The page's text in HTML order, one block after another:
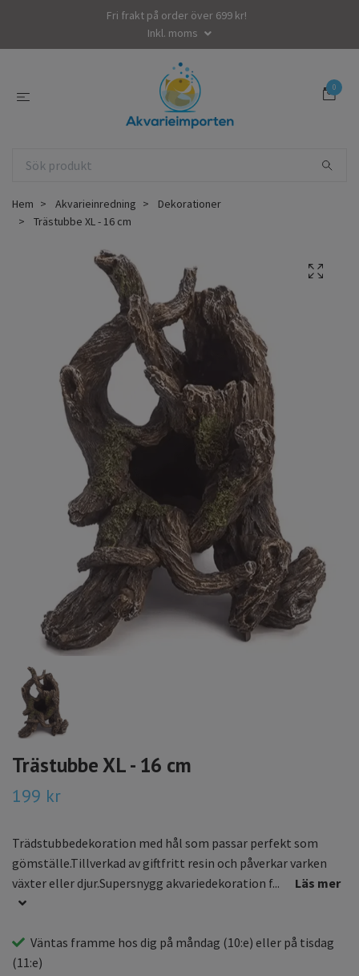
Fri frakt på order över 699 kr!
Inkl. moms
0
Hem Akvarieinredning
Dekorationer
Trästubbe XL - 16 cm
Trästubbe XL - 16 cm
199 kr
Trädstubbedekoration med hål som passar perfekt som
gömställe.Tillverkad av giftfritt resin och påverkar varken
växter eller djur.Supersnygg akvariedekoration f...
Läs mer
Väntas framme hos dig på måndag (10:e) eller på tisdag
(11:e)